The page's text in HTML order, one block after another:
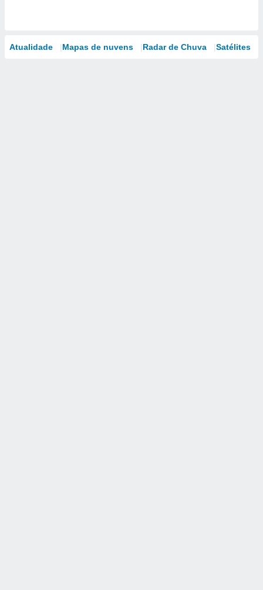
Atualidade Mapas de nuvens Radar de Chuva Satélites